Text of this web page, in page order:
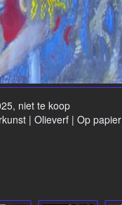
niet te koop
| Olieverf | Op papier